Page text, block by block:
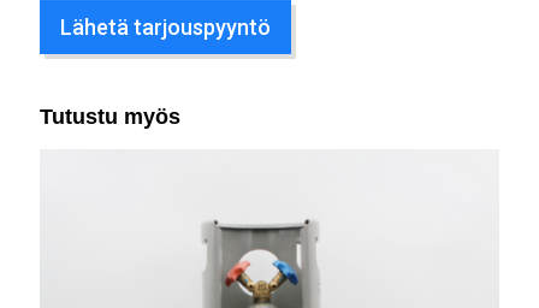
Lähetä tarjouspyyntö
Tutustu myös